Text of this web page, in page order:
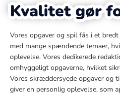
Kvalitet gør
Vores opgaver og spil fås i et
med mange spændende temaer,
oplevelse. Vores dedikerede
omhyggeligt opgaverne, hvilket
Vores skræddersyede opgaver og
giver en personlig oplevelse, som